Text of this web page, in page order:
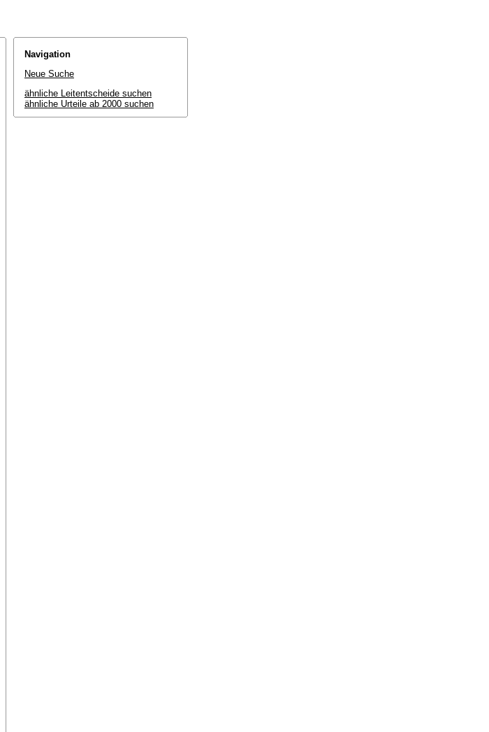
Navigation
Neue Suche
ähnliche Leitentscheide suchen
ähnliche Urteile ab 2000 suchen